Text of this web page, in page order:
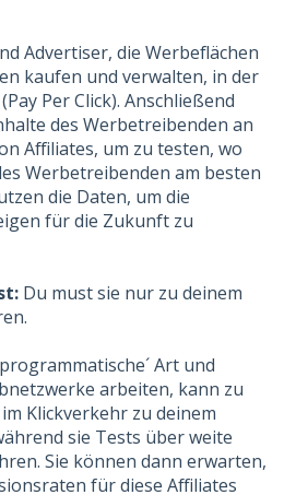
Advertiser, die Werbeflächen
kaufen und verwalten, in der
Per Click). Anschließend
des Werbetreibenden an
Affiliates, um zu testen, wo
Werbetreibenden am besten
die Daten, um die
für die Zukunft zu
Du must sie nur zu deinem
Art und
arbeiten, kann zu
Klickverkehr zu deinem
sie Tests über weite
Sie können dann erwarten,
für diese Affiliates